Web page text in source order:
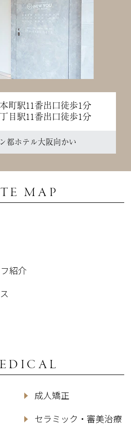
町駅11番出口徒歩1分
目駅11番出口徒歩1分
都ホテル大阪向かい
MAP
紹介
成人矯正
セラミック・審美治療